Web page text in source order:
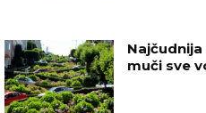
muči sve